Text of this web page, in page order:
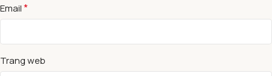
Email*
Trang web